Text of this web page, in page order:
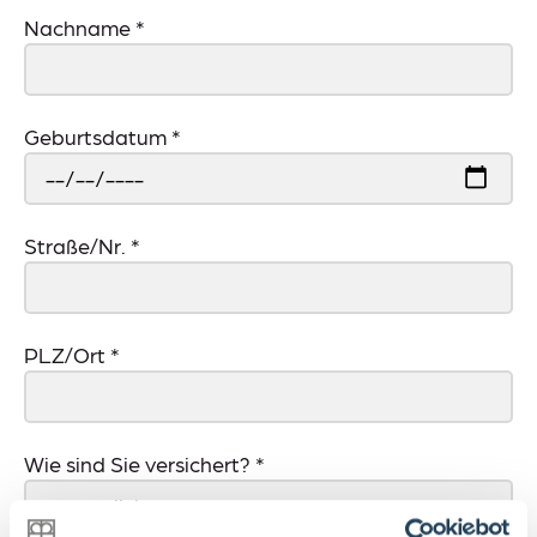
Nachname *
Geburtsdatum *
Straße/Nr. *
PLZ/Ort *
Wie sind Sie versichert? *